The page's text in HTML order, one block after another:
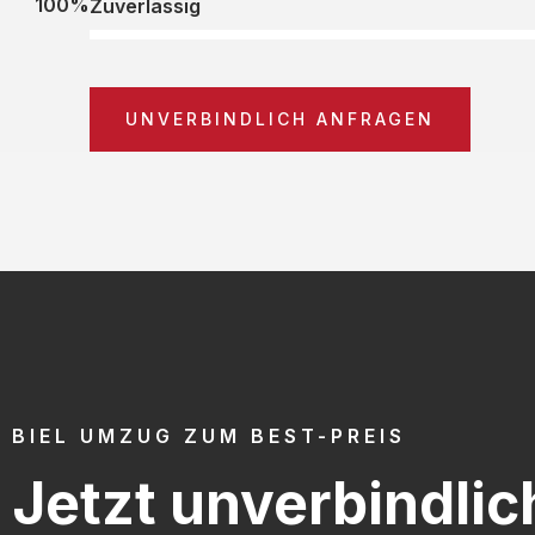
Zuverlässig
UNVERBINDLICH ANFRAGEN
BIEL UMZUG ZUM BEST-PREIS
Jetzt